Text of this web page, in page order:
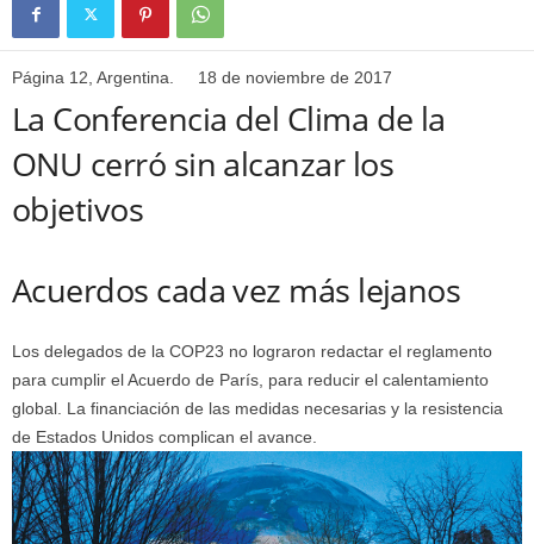
Página 12, Argentina. 18 de noviembre de 2017
La Conferencia del Clima de la
ONU cerró sin alcanzar los
objetivos
Acuerdos cada vez más lejanos
Los delegados de la COP23 no lograron redactar el reglamento
para cumplir el Acuerdo de París, para reducir el calentamiento
global. La financiación de las medidas necesarias y la resistencia
de Estados Unidos complican el avance.